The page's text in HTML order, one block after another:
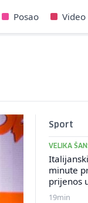
Posao Video
Sport
VELIKA
minute
prijenos
19min